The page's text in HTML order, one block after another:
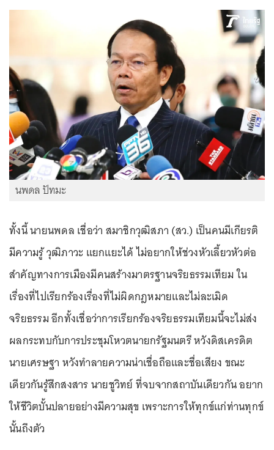
นพดล ปัทมะ
ทั้งนี้ นายนพดล เชื่อว่า สมาชิกวุฒิสภา (สว.) เป็นคนมีเกียรติ
มีความรู้ วุฒิภาวะ แยกแยะได้ ไม่อยากให้ช่วงหัวเลี้ยวหัวต่อ
สำคัญทางการเมืองมีคนสร้างมาตรฐานจริยธรรมเทียม ใน
เรื่องที่ไปเรียกร้องเรื่องที่ไม่ผิดกฎหมายและไม่ละเมิด
จริยธรรม อีกทั้งเชื่อว่าการเรียกร้องจริยธรรมเทียมนี้จะไม่ส่ง
ผลกระทบกับการประชุมโหวตนายกรัฐมนตรี หวังดิสเครดิต
นายเศรษฐา หวังทำลายความน่าเชื่อถือและชื่อเสียง ขณะ
เดียวกันรู้สึกสงสาร นายชูวิทย์ ที่จบจากสถาบันเดียวกัน อยาก
ให้ชีวิตบั้นปลายอย่างมีความสุข เพราะการให้ทุกข์แก่ท่านทุกข์
นั้นถึงตัว